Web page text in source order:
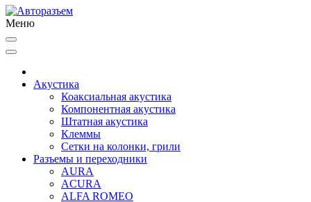
Меню
Акустика
Коаксиальная акустика
Компонентная акустика
Штатная акустика
Клеммы
Сетки на колонки, грили
Разъемы и переходники
AURA
ACURA
ALFA ROMEO